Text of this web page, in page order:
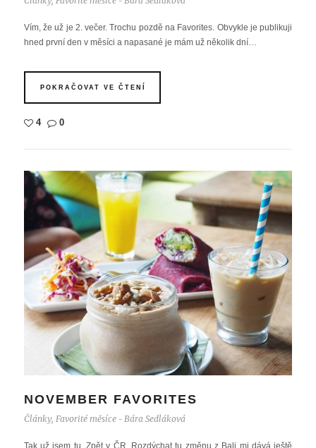
Vím, že už je 2. večer. Trochu pozdě na Favorites. Obvykle je publikuji
hned první den v měsíci a napasané je mám už několik dní…
POKRAČOVAT VE ČTENÍ
4 0
NOVEMBER FAVORITES
Články, Favorité měsíce - Bára Sedláková
Tak už jsem tu. Zpět v ČR. Rozdýchat tu změnu z Bali mi dává ještě